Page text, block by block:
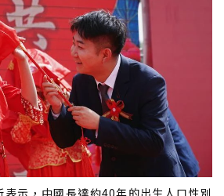
示，中國長達約40年的出生人口性別